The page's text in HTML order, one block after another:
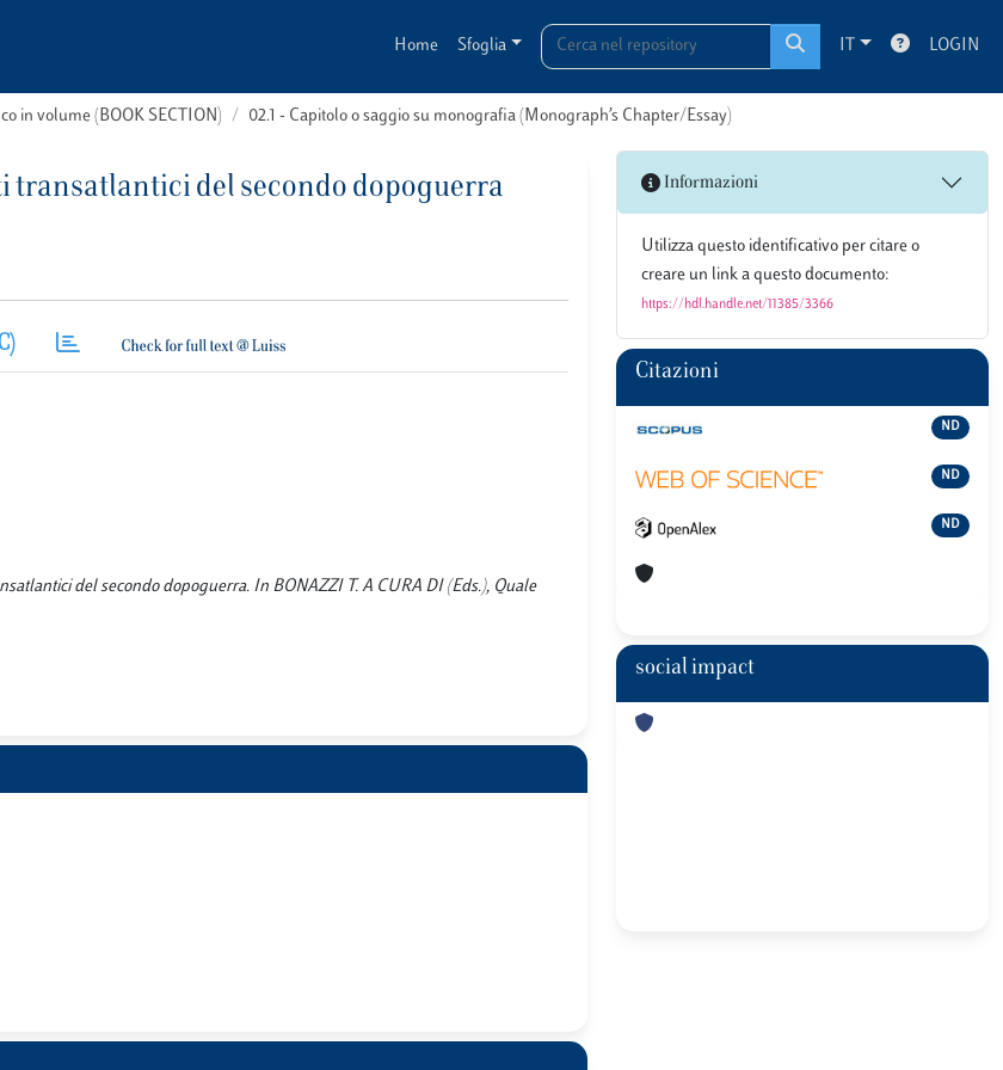
Home Sfoglia IT LOGIN
in volume (BOOK SECTION) 02.1 - Capitolo o saggio su monografia (Monograph’s Chapter/Essay)
transatlantici del secondo dopoguerra
del secondo dopoguerra. In BONAZZI T. A CURA DI (Eds.), Quale
Informazioni
Utilizza questo identificativo per citare o
creare un link a questo documento:
https://hdl.handle.net/11385/3366
Citazioni
ND
ND
ND
social impact